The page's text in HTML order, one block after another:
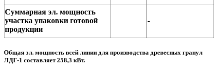
Суммарная эл. мощность
участка упаковки готовой
продукции
-
Общая эл. мощность всей линии для производства древесных гранул
ЛДГ-1 составляет 258,3 кВт.